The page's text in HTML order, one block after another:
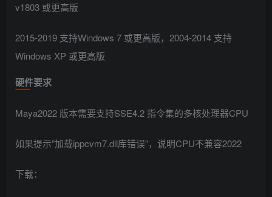
v1803 或更高版
2015-2019 支持Windows 7 或更高版，2004-2014 支持
Windows XP 或更高版
硬件要求
Maya2022 版本需要支持SSE4.2 指令集的多核处理器CPU
如果提示”加载ippcvm7.dll库错误”，说明CPU不兼容2022
下载：